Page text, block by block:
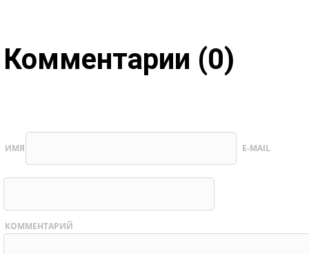
Комментарии (0)
ИМЯ E-MAIL
КОММЕНТАРИЙ